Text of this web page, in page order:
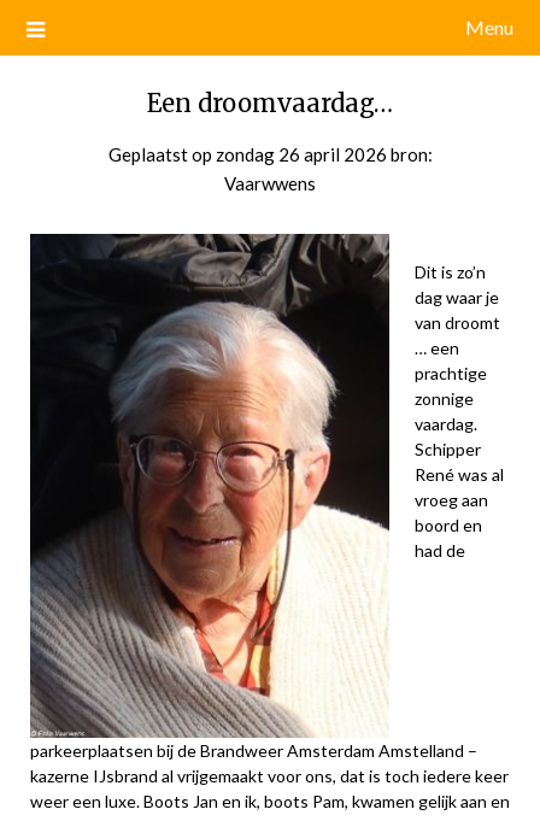
Menu
Een droomvaardag…
Geplaatst op zondag 26 april 2026 door
bron:
Vaarwwens
Dit is zo’n
dag waar je
van droomt
… een
prachtige
zonnige
vaardag.
Schipper
René was al
vroeg aan
boord en
had de
parkeerplaatsen bij de Brandweer Amsterdam Amstelland –
kazerne IJsbrand al vrijgemaakt voor ons, dat is toch iedere keer
weer een luxe. Boots Jan en ik, boots Pam, kwamen gelijk aan en